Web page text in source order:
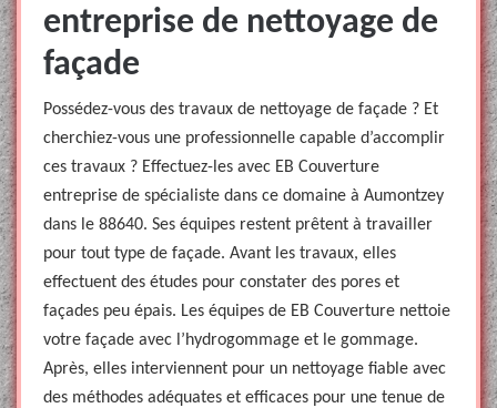
entreprise de nettoyage de
façade
Possédez-vous des travaux de nettoyage de façade ? Et
cherchiez-vous une professionnelle capable d’accomplir
ces travaux ? Effectuez-les avec EB Couverture
entreprise de spécialiste dans ce domaine à Aumontzey
dans le 88640. Ses équipes restent prêtent à travailler
pour tout type de façade. Avant les travaux, elles
effectuent des études pour constater des pores et
façades peu épais. Les équipes de EB Couverture nettoie
votre façade avec l’hydrogommage et le gommage.
Après, elles interviennent pour un nettoyage fiable avec
des méthodes adéquates et efficaces pour une tenue de